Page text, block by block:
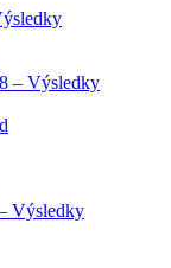
– Výsledky
Výsledky